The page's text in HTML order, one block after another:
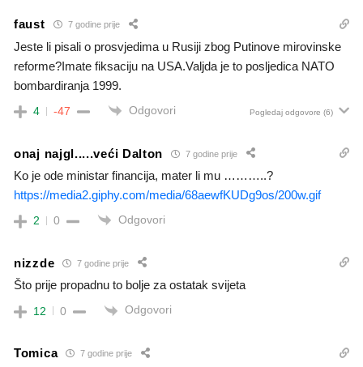
faust 7 godine prije
Jeste li pisali o prosvjedima u Rusiji zbog Putinove mirovinske
reforme?Imate fiksaciju na USA.Valjda je to posljedica NATO
bombardiranja 1999.
4 -47 Odgovori Pogledaj odgovore (6)
onaj najgl.....veći Dalton 7 godine prije
Ko je ode ministar financija, mater li mu ………..?
https://media2.giphy.com/media/68aewfKUDg9os/200w.gif
2 0 Odgovori
nizzde 7 godine prije
Što prije propadnu to bolje za ostatak svijeta
12 0 Odgovori
Tomica 7 godine prije